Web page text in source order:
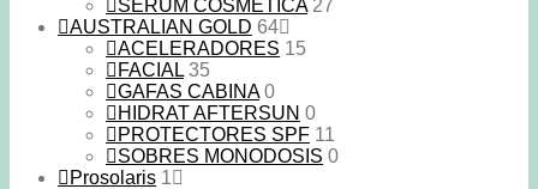
SERUM COSMÉTICA 27
AUSTRALIAN GOLD 64
ACELERADORES 15
FACIAL 35
GAFAS CABINA 0
HIDRAT AFTERSUN 0
PROTECTORES SPF 11
SOBRES MONODOSIS 0
Prosolaris 1